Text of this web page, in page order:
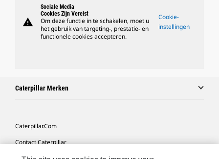
warning
Sociale Media
Cookies Zijn Vereist
Om deze functie in te schakelen, moet u
het gebruik van targeting-, prestatie- en
functionele cookies accepteren.
Cookie-
instellingen
Caterpillar Merken
Caterpillar.com
Contact Caterpillar